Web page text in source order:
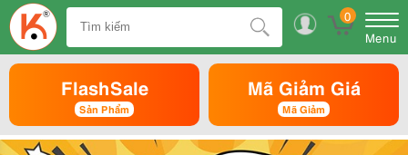
0
Menu
FlashSale
Sản Phẩm
Mã Giảm Giá
Mã Giảm